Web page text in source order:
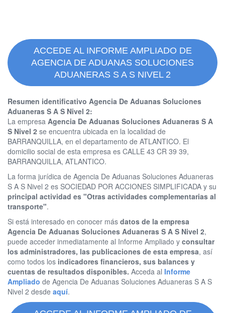
ACCEDE AL INFORME AMPLIADO DE
AGENCIA DE ADUANAS SOLUCIONES
ADUANERAS S A S NIVEL 2
Resumen identificativo Agencia De Aduanas Soluciones
Aduaneras S A S Nivel 2:
La empresa Agencia De Aduanas Soluciones Aduaneras S A
S Nivel 2 se encuentra ubicada en la localidad de
BARRANQUILLA, en el departamento de ATLANTICO. El
domicilio social de esta empresa es CALLE 43 CR 39 39,
BARRANQUILLA, ATLANTICO.
La forma jurídica de Agencia De Aduanas Soluciones Aduaneras
S A S Nivel 2 es SOCIEDAD POR ACCIONES SIMPLIFICADA y su
principal actividad es "Otras actividades complementarias al
transporte".
Si está interesado en conocer más datos de la empresa
Agencia De Aduanas Soluciones Aduaneras S A S Nivel 2,
puede acceder inmediatamente al Informe Ampliado y consultar
los administradores, las publicaciones de esta empresa, así
como todos los indicadores financieros, sus balances y
cuentas de resultados disponibles. Acceda al Informe
Ampliado de Agencia De Aduanas Soluciones Aduaneras S A S
Nivel 2 desde aquí.